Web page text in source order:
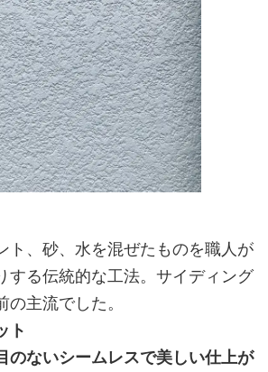
ト、砂、水を混ぜたものを職人が
する伝統的な工法。サイディング
の主流でした。
ト
のないシームレスで美しい仕上が